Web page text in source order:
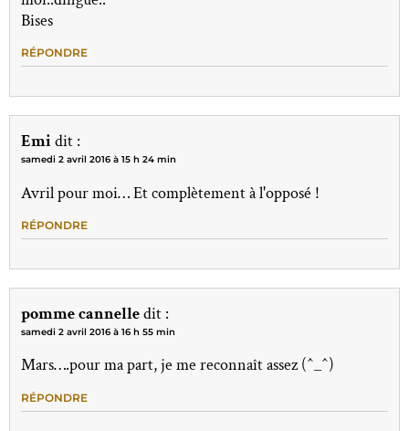
Bises
RÉPONDRE
Emidit :
samedi 2 avril 2016 à 15 h 24 min
Avril pour moi… Et complètement à l'opposé !
RÉPONDRE
pomme cannelledit :
samedi 2 avril 2016 à 16 h 55 min
Mars….pour ma part, je me reconnaît assez (^_^)
RÉPONDRE